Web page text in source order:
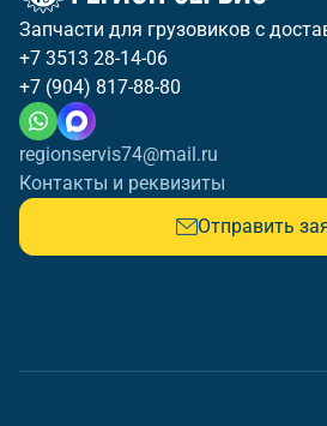
Запчасти для грузовиков с
+7 3513 28-14-06
+7 (904) 817-88-80
regionservis74@mail.ru
Контакты и реквизиты
Отправить